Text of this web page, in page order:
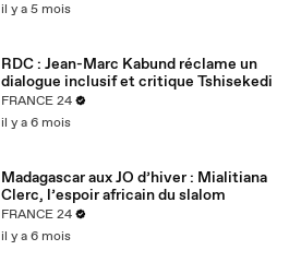
il y a 5 mois
RDC : Jean-Marc Kabund réclame un
dialogue inclusif et critique Tshisekedi
FRANCE 24
il y a 6 mois
Madagascar aux JO d’hiver : Mialitiana
Clerc, l’espoir africain du slalom
FRANCE 24
il y a 6 mois